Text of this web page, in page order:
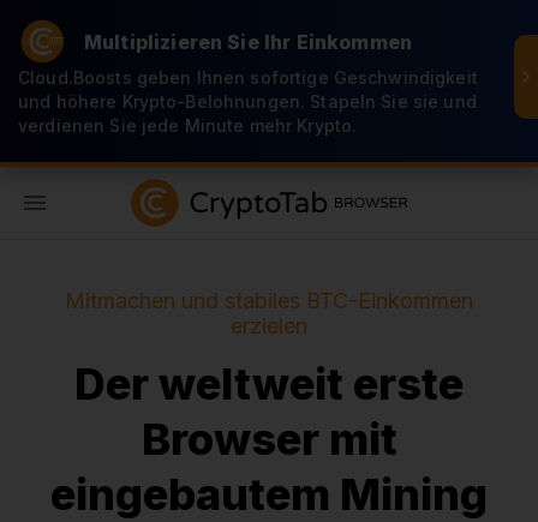
Multiplizieren Sie Ihr Einkommen
Cloud.Boosts geben Ihnen sofortige Geschwindigkeit
und höhere Krypto-Belohnungen. Stapeln Sie sie und
verdienen Sie jede Minute mehr Krypto.
Mitmachen und stabiles BTC-Einkommen
erzielen
Der weltweit erste
Browser mit
eingebautem Mining